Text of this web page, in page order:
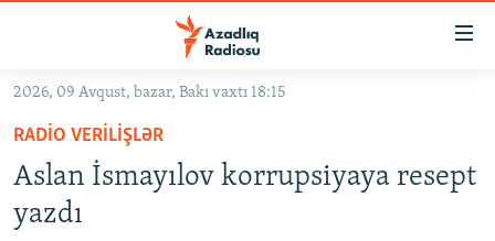
Əsas
qayıt
Əsas
naviqasiyaya
qayıt
GÜNDƏM
#İZAHLA
KORRUPSIOMETR
2026, 09 Avqust, bazar, Bakı vaxtı 18:15
RADIO VERILIŞLƏR
Aslan İsmayılov korrupsiyaya resept
yazdı